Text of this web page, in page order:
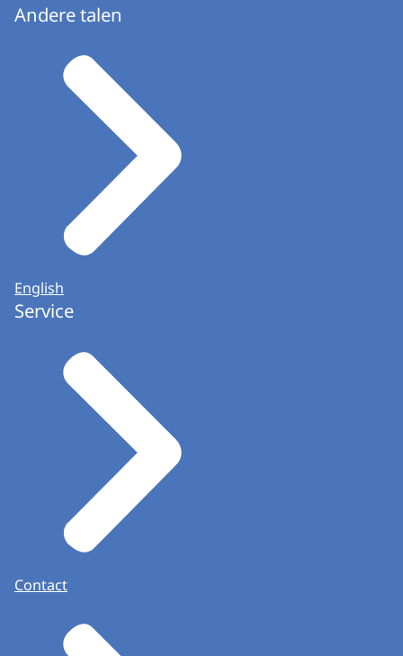
Andere talen
English
Service
Contact